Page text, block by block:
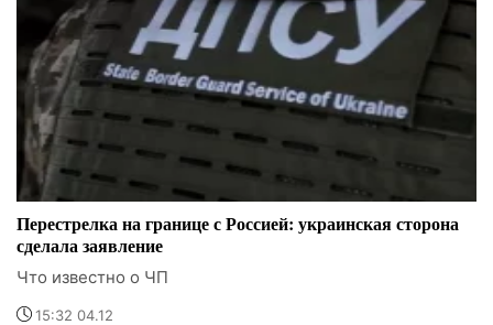
Перестрелка на границе с Россией: украинская сторона
сделала заявление
Что известно о ЧП
15:32 04.12